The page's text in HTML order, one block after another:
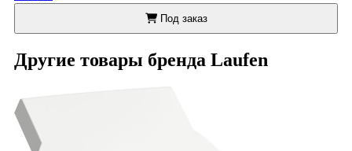
Под заказ
Другие товары бренда Laufen